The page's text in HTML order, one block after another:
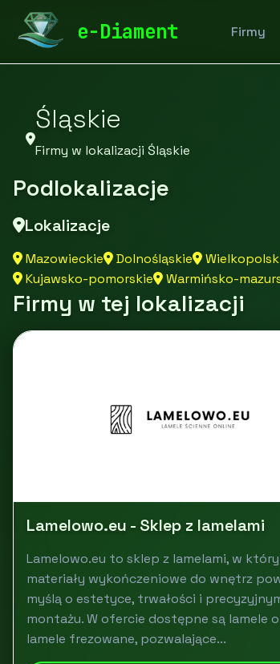
e-Diament Firmy
diamentspa.pl Firmy z
Śląskie
Firmy w lokalizacji Śląskie
Podlokalizacje
Lokalizacje
Mazowieckie Dolnośląskie
Kujawsko-pomorskie
Warmińsko-
Firmy w tej lokalizacji
Lamelowo.eu - Sklep z lamelami
Lamelowo.eu to sklep z lamelami, w
materiały wykończeniowe do wnętrz
myślą o estetyce, trwałości i
montażu. W ofercie dostępne są lamele
lamele frezowane, pozwalające...